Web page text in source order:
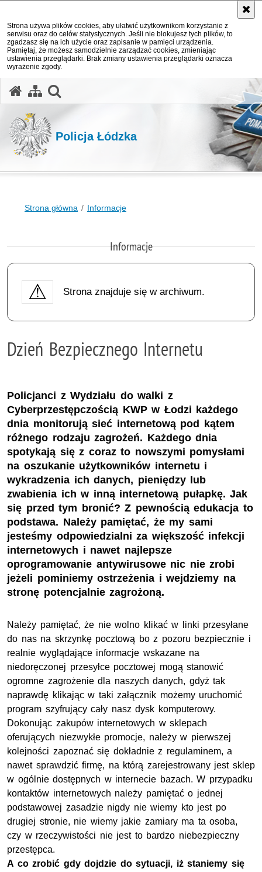
Strona używa plików cookies, aby ułatwić użytkownikom korzystanie z
serwisu oraz do celów statystycznych. Jeśli nie blokujesz tych plików, to
zgadzasz się na ich użycie oraz zapisanie w pamięci urządzenia.
Pamiętaj, że możesz samodzielnie zarządzać cookies, zmieniając
ustawienia przeglądarki. Brak zmiany ustawienia przeglądarki oznacza
wyrażenie zgody.
Policja Łódzka
Strona główna Informacje
Informacje
Strona znajduje się w archiwum.
Dzień Bezpiecznego Internetu
Policjanci z Wydziału do walki z
Cyberprzestępczością KWP w Łodzi każdego
dnia monitorują sieć internetową pod kątem
różnego rodzaju zagrożeń. Każdego dnia
spotykają się z coraz to nowszymi pomysłami
na oszukanie użytkowników internetu i
wykradzenia ich danych, pieniędzy lub
zwabienia ich w inną internetową pułapkę. Jak
się przed tym bronić? Z pewnością edukacja to
podstawa. Należy pamiętać, że my sami
jesteśmy odpowiedzialni za większość infekcji
internetowych i nawet najlepsze
oprogramowanie antywirusowe nic nie zrobi
jeżeli pominiemy ostrzeżenia i wejdziemy na
stronę potencjalnie zagrożoną.
Należy pamiętać, że nie wolno klikać w linki przesyłane
do nas na skrzynkę pocztową bo z pozoru bezpiecznie i
realnie wyglądające informacje wskazane na
niedoręczonej przesyłce pocztowej mogą stanowić
ogromne zagrożenie dla naszych danych, gdyż tak
naprawdę klikając w taki załącznik możemy uruchomić
program szyfrujący cały nasz dysk komputerowy.
Dokonując zakupów internetowych w sklepach
oferujących niezwykłe promocje, należy w pierwszej
kolejności zapoznać się dokładnie z regulaminem, a
nawet sprawdzić firmę, na którą zarejestrowany jest sklep
w ogólnie dostępnych w internecie bazach. W przypadku
kontaktów internetowych należy pamiętać o jednej
podstawowej zasadzie nigdy nie wiemy kto jest po
drugiej stronie, nie wiemy jakie zamiary ma ta osoba,
czy w rzeczywistości nie jest to bardzo niebezpieczny
przestępca.
A co zrobić gdy dojdzie do sytuacji, iż staniemy się